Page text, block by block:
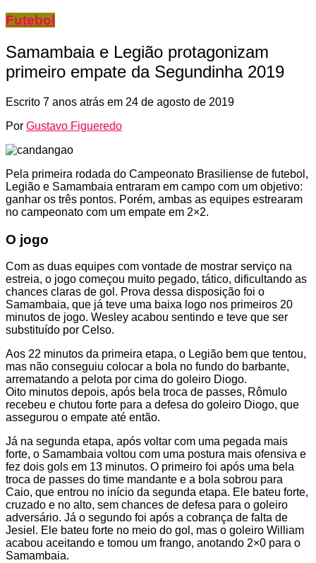
Futebol
Samambaia e Legião protagonizam
primeiro empate da Segundinha 2019
Escrito 7 anos atrás em 24 de agosto de 2019
Por Gustavo Figueredo
Pela primeira rodada do Campeonato Brasiliense de futebol,
Legião e Samambaia entraram em campo com um objetivo:
ganhar os três pontos. Porém, ambas as equipes estrearam
no campeonato com um empate em 2×2.
O jogo
Com as duas equipes com vontade de mostrar serviço na
estreia, o jogo começou muito pegado, tático, dificultando as
chances claras de gol. Prova dessa disposição foi o
Samambaia, que já teve uma baixa logo nos primeiros 20
minutos de jogo. Wesley acabou sentindo e teve que ser
substituído por Celso.
Aos 22 minutos da primeira etapa, o Legião bem que tentou,
mas não conseguiu colocar a bola no fundo do barbante,
arrematando a pelota por cima do goleiro Diogo.
Oito minutos depois, após bela troca de passes, Rômulo
recebeu e chutou forte para a defesa do goleiro Diogo, que
assegurou o empate até então.
Já na segunda etapa, após voltar com uma pegada mais
forte, o Samambaia voltou com uma postura mais ofensiva e
fez dois gols em 13 minutos. O primeiro foi após uma bela
troca de passes do time mandante e a bola sobrou para
Caio, que entrou no início da segunda etapa. Ele bateu forte,
cruzado e no alto, sem chances de defesa para o goleiro
adversário. Já o segundo foi após a cobrança de falta de
Jesiel. Ele bateu forte no meio do gol, mas o goleiro William
acabou aceitando e tomou um frango, anotando 2×0 para o
Samambaia.